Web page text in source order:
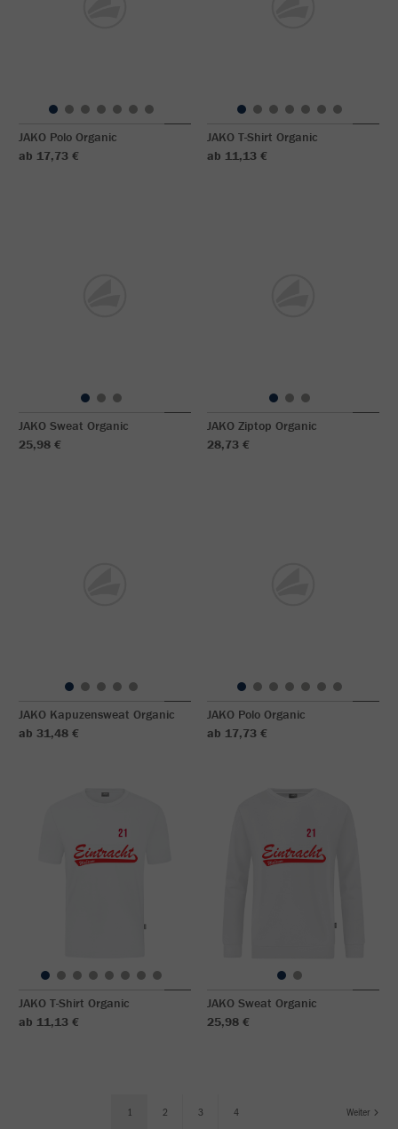
JAKO Polo Organic
ab 17,73 €
JAKO T-Shirt Organic
ab 11,13 €
JAKO Sweat Organic
25,98 €
JAKO Ziptop Organic
28,73 €
JAKO Kapuzensweat Organic
ab 31,48 €
JAKO Polo Organic
ab 17,73 €
JAKO T-Shirt Organic
ab 11,13 €
JAKO Sweat Organic
25,98 €
1 2 3 4 Weiter